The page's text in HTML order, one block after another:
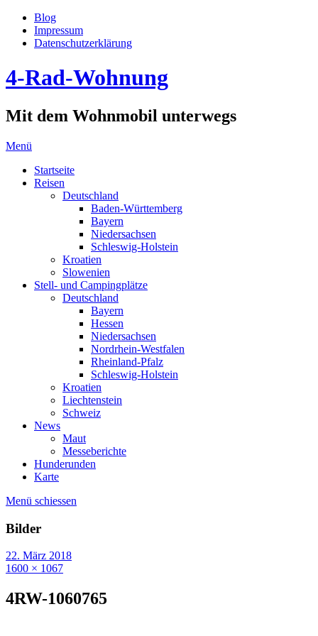
Blog
Impressum
Datenschutzerklärung
4-Rad-Wohnung
Mit dem Wohnmobil unterwegs
Menü
Startseite
Reisen
Deutschland
Baden-Württemberg
Bayern
Niedersachsen
Schleswig-Holstein
Kroatien
Slowenien
Stell- und Campingplätze
Deutschland
Bayern
Hessen
Niedersachsen
Nordrhein-Westfalen
Rheinland-Pfalz
Schleswig-Holstein
Kroatien
Liechtenstein
Schweiz
News
Maut
Messeberichte
Hunderunden
Karte
Menü schiessen
Bilder
22. März 2018
1600 × 1067
4RW-1060765